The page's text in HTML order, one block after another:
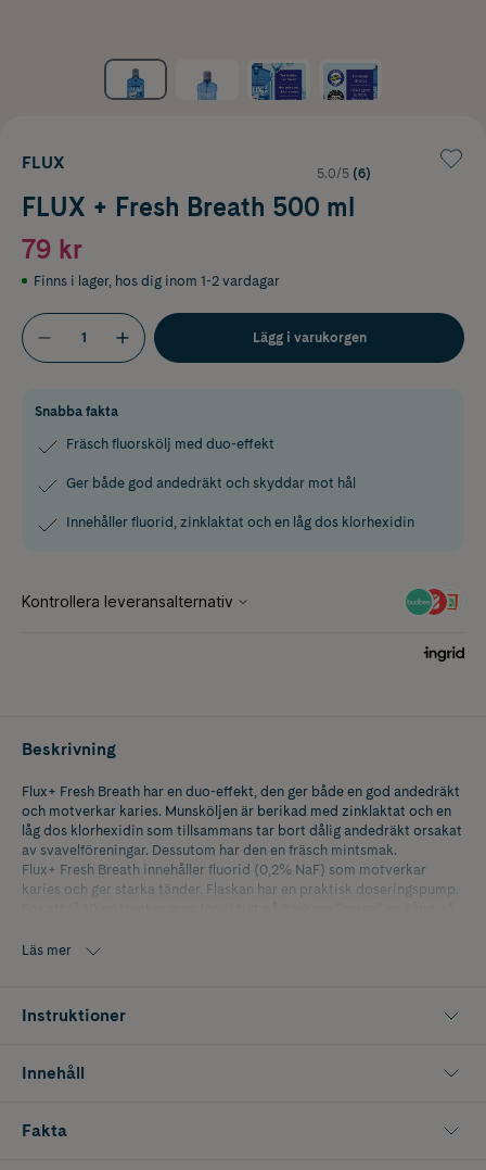
FLUX
5.0/5 (6)
FLUX + Fresh Breath 500 ml
79 kr
Finns i lager, hos dig inom 1-2 vardagar
Lägg i varukorgen
Snabba fakta
Fräsch fluorskölj med duo-effekt
Ger både god andedräkt och skyddar mot hål
Innehåller fluorid, zinklaktat och en låg dos klorhexidin
Beskrivning
Flux+ Fresh Breath har en duo-effekt, den ger både en god andedräkt
och motverkar karies. Munsköljen är berikad med zinklaktat och en
låg dos klorhexidin som tillsammans tar bort dålig andedräkt orsakat
av svavelföreningar. Dessutom har den en fräsch mintsmak.
Flux+ Fresh Breath innehåller fluorid (0,2% NaF) som motverkar
karies och ger starka tänder. Flaskan har en praktisk doseringspump.
Läs mer
Instruktioner
Innehåll
Fakta